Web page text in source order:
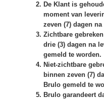
De Klant is
moment van
zeven (7) dagen
Zichtbare
drie (3) dagen na
gemeld te worden.
Niet-zichtbare
binnen zeven (7)
Brulo gemeld te
Brulo garandeert